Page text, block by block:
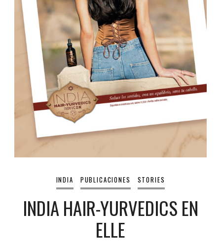
INDIA PUBLICACIONES STORIES
INDIA HAIR-YURVEDICS EN
ELLE